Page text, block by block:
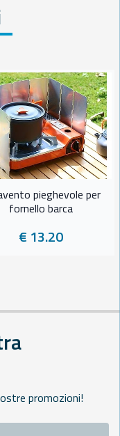
pieghevole per
fornello barca
€ 13.20
promozioni!